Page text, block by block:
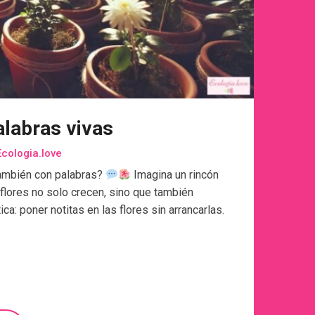
vivas
con palabras?
Imagina un rincón
no solo crecen, sino que también
poner notitas en las flores sin arrancarlas.